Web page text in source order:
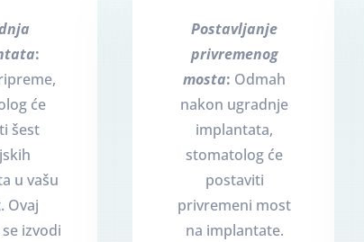
:
će
šest
u vašu
Ovaj
izvodi
Postavljanje
privremenog
mosta: Odmah
nakon ugradnje
implantata,
stomatolog će
postaviti
privremeni most
na implantate.